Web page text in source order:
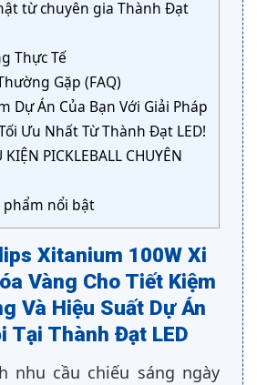
từ chuyên gia Thành Đạt
Thực Tế
Gặp (FAQ)
Dự Án Của Bạn Với Giải Pháp
Ưu Nhất Từ Thành Đạt LED!
KIỆN PICKLEBALL CHUYÊN
phẩm nổi bật
Xitanium 100W Xi
Vàng Cho Tiết Kiệm
Và Hiệu Suất Dự Án
Tại Thành Đạt LED
nhu cầu chiếu sáng ngày